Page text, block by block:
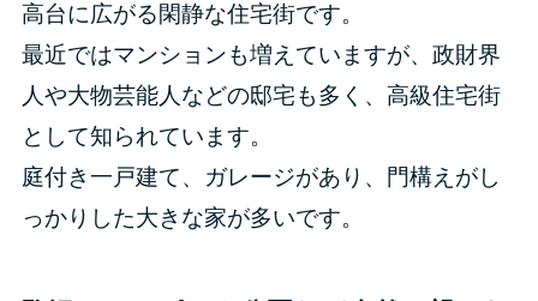
高台に広がる閑静な住宅街です。
最近ではマンションも増えていますが、政財界
人や大物芸能人などの邸宅も多く、高級住宅街
として知られています。
庭付き一戸建て、ガレージがあり、門構えがし
っかりした大きな家が多いです。